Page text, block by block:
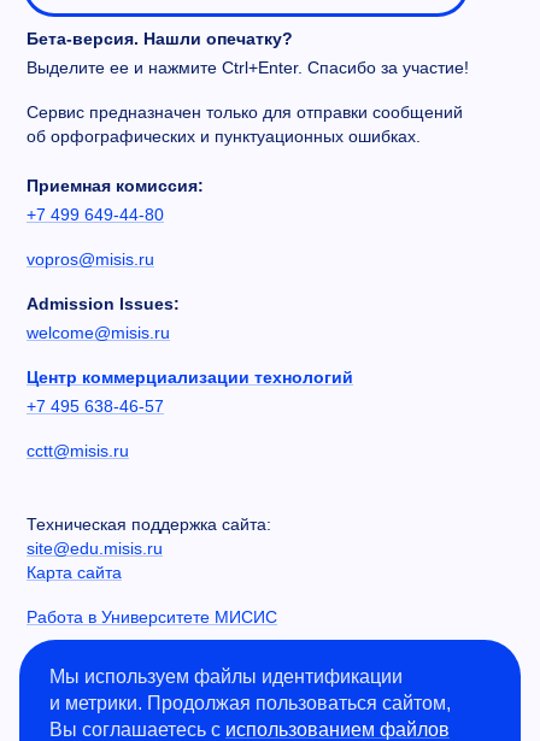
Бета-версия. Нашли опечатку?
Выделите ее и нажмите Ctrl+Enter. Спасибо за участие!
Сервис предназначен только для отправки сообщений
об орфографических и пунктуационных ошибках.
Приемная комиссия:
+7 499 649-44-80
vopros@misis.ru
Admission Issues:
welcome@misis.ru
Центр коммерциализации технологий
+7 495 638-46-57
cctt@misis.ru
Техническая поддержка сайта:
site@edu.misis.ru
Карта сайта
Работа в Университете МИСИС
Сведения об образовательной организации
Информация о закупках
Противодействие коррупции
Мы используем файлы идентификации
и метрики. Продолжая пользоваться сайтом,
Вы соглашаетесь с использованием файлов